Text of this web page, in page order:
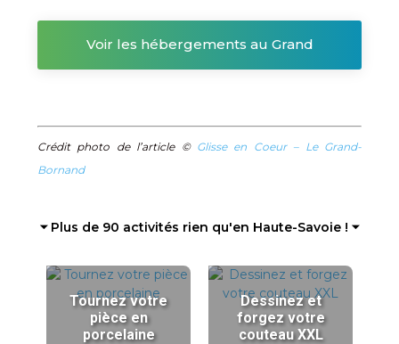
Voir les hébergements au Grand
Crédit photo de l’article © Glisse en Coeur – Le Grand-
Bornand
⏷ Plus de 90 activités rien qu'en Haute-Savoie ! ⏷
Tournez votre
pièce en
porcelaine
Dessinez et
forgez votre
couteau XXL